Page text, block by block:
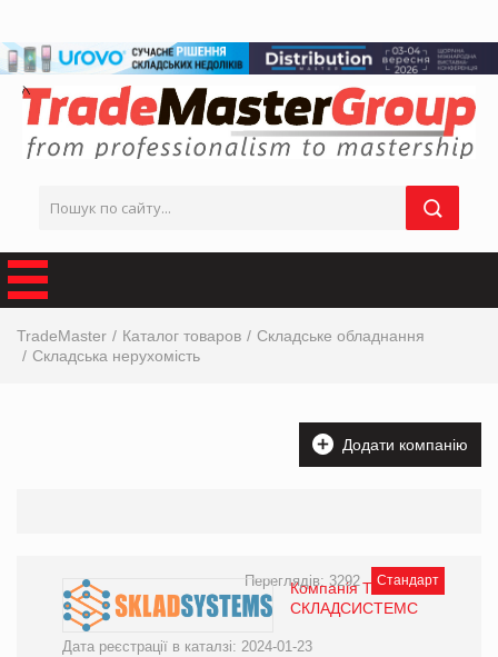
TradeMaster Каталог товаров
Складське обладнання
Складська нерухомість
Додати компанію
Переглядів: 3292 Стандарт
Компанія ТОВ
СКЛАДСИСТЕМС
Дата реєстрації в каталзі: 2024-01-23